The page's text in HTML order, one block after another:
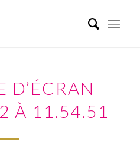
D’ÉCRAN
À 11.54.51